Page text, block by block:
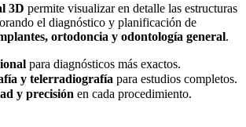
3D permite visualizar en detalle las estructuras
el diagnóstico y planificación de
ortodoncia y odontología general.
para diagnósticos más exactos.
y telerradiografía para estudios completos.
y precisión en cada procedimiento.